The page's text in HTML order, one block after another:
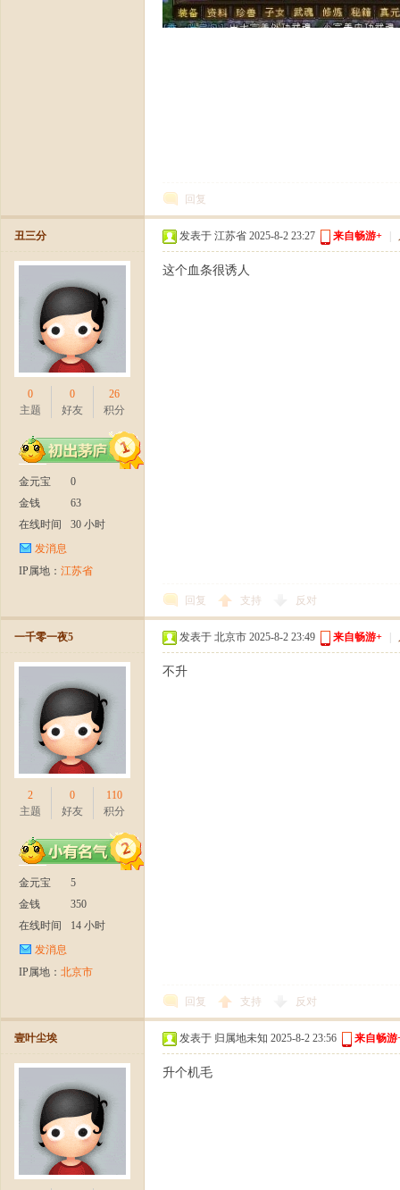
回复
丑三分
0
主题
0
好友
26
积分
金元宝
0
金钱
63
在线时间
30 小时
发消息
IP属地： 江苏省
发表于 江苏省 2025-8-2 23:27 来自畅游+
这个血条很诱人
回复 支持 反对
一千零一夜5
2
主题
0
好友
110
积分
金元宝
5
金钱
350
在线时间
14 小时
发消息
IP属地： 北京市
发表于 北京市 2025-8-2 23:49 来自畅游+
不升
回复 支持 反对
壹叶尘埃 发表于 归属地未知 2025-8-2 23:56 来自畅游
升个机毛